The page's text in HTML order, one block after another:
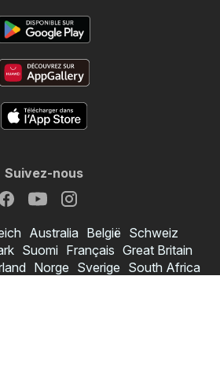
Suivez-nous
Australia België Schweiz
Suomi Français Great Britain
Norge Sverige South Africa